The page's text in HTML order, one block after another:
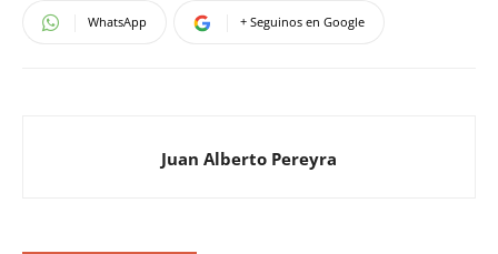
WhatsApp + Seguinos en Google
Juan Alberto Pereyra